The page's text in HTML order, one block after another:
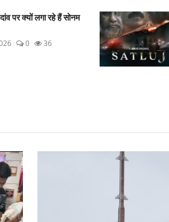
पर क्यों लगा रहे हैं सोनम
0 36